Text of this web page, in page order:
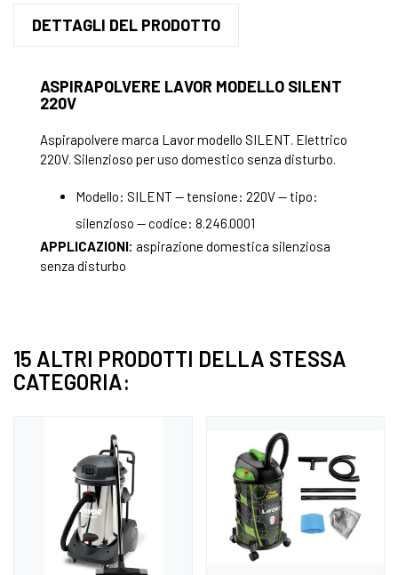
DETTAGLI DEL PRODOTTO
ASPIRAPOLVERE LAVOR MODELLO SILENT
220V
Aspirapolvere marca Lavor modello SILENT. Elettrico
220V. Silenzioso per uso domestico senza disturbo.
Modello: SILENT — tensione: 220V — tipo:
silenzioso — codice: 8.246.0001
APPLICAZIONI: aspirazione domestica silenziosa
senza disturbo
15 ALTRI PRODOTTI DELLA STESSA
CATEGORIA: